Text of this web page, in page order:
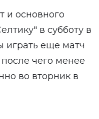
и основного
в субботу в
играть еще матч
чего менее
во вторник в